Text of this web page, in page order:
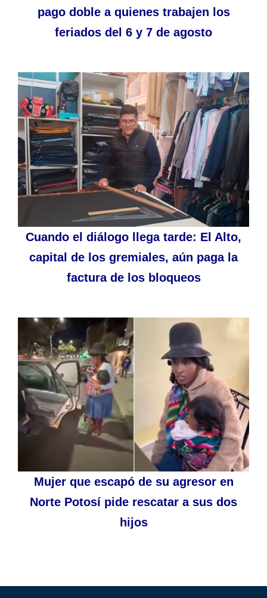
pago doble a quienes trabajen los
feriados del 6 y 7 de agosto
Cuando el diálogo llega tarde: El Alto,
capital de los gremiales, aún paga la
factura de los bloqueos
Mujer que escapó de su agresor en
Norte Potosí pide rescatar a sus dos
hijos